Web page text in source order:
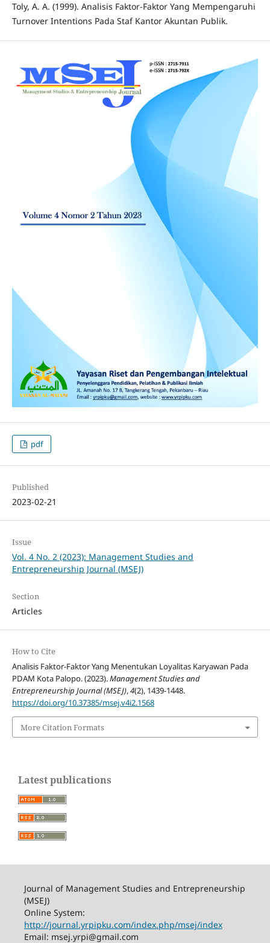
Toly, A. A. (1999). Analisis Faktor-Faktor Yang Mempengaruhi
Turnover Intentions Pada Staf Kantor Akuntan Publik.
pdf
Published
2023-02-21
Issue
Vol. 4 No. 2 (2023): Management Studies and
Entrepreneurship Journal (MSEJ)
Section
Articles
How to Cite
Analisis Faktor-Faktor Yang Menentukan Loyalitas Karyawan Pada
PDAM Kota Palopo. (2023).Management Studies and
Entrepreneurship Journal (MSEJ),4(2), 1439-1448.
https://doi.org/10.37385/msej.v4i2.1568
More Citation Formats
Latest publications
Journal of Management Studies and Entrepreneurship
(MSEJ)
Online System:
http://journal.yrpipku.com/index.php/msej/index
Email: msej.yrpi@gmail.com